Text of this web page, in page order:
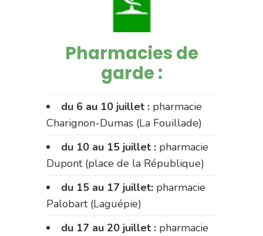
Pharmacies de
garde :
du 6 au 10 juillet : pharmacie
Charignon-Dumas (La Fouillade)
du 10 au 15 juillet : pharmacie
Dupont (place de la République)
du 15 au 17 juillet: pharmacie
Palobart (Laguépie)
du 17 au 20 juillet : pharmacie